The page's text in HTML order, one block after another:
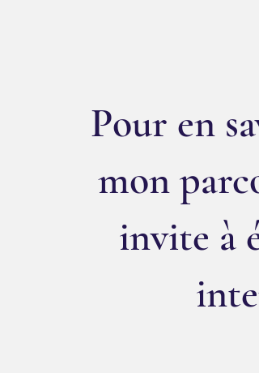
Pour en
mon
invite à